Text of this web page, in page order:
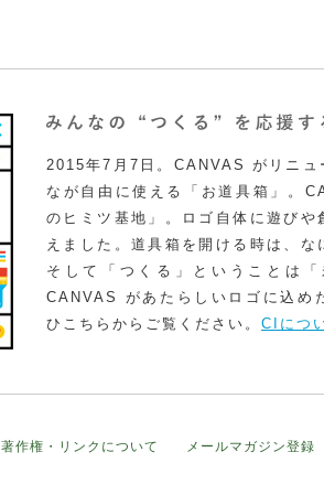
2015年7月7日。CANVAS がリニュ
なが自由に使える「お道具箱」。
のヒミツ基地」。ロゴ自体に遊び
えました。道具箱を開ける時は、
そして「つくる」ということは
CANVAS があたらしいロゴに込め
ひこちらからご覧ください。 CIにつ
著作権・リンクについて メールマガジン登録